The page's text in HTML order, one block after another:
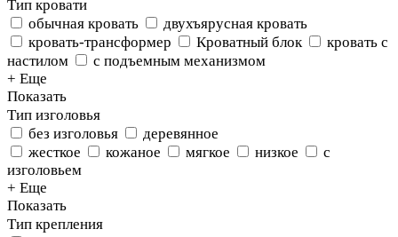
Тип кровати
обычная кровать
двухъярусная кровать
кровать-трансформер
Кроватный блок
кровать с
настилом
с подъемным механизмом
+ Еще
Показать
Тип изголовья
без изголовья
деревянное
жесткое
кожаное мягкое низкое
с
изголовьем
+ Еще
Показать
Тип крепления